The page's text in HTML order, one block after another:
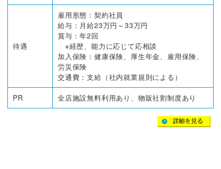
待遇
雇用形態：契約社員
給与：月給23万円～33万円
賞与：年2回
※経歴、能力に応じて応相談
加入保険：健康保険、厚生年金、雇用保険、
労災保険
交通費：支給（社内就業規則による）
PR 全店施設無料利用あり、物販社割制度あり